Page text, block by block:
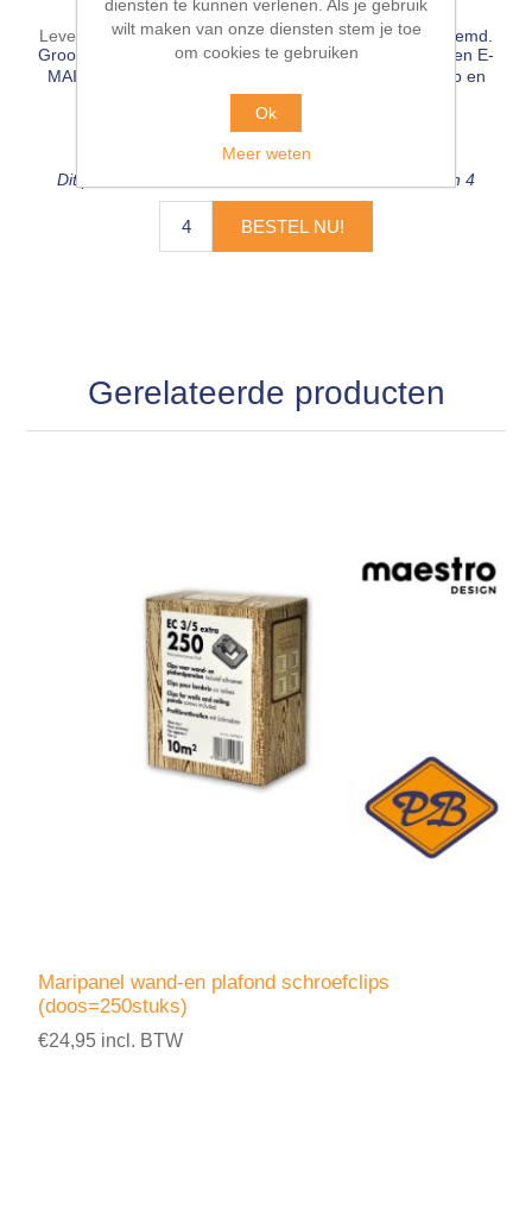
Leveringsdatum: 3-6 werkdagen, leverdag wordt afgestemd.
Groot bouwproject🔨? BEL ☎ 076-503 18 66 of stuur een E-
MAIL 💻
naar onze afdeling verkoop en
€132,65 incl. BTW
Dit product heeft een minimale bestelhoeveelheid van 4
BESTEL NU!
Gerelateerde producten
Maripanel wand-en plafond schroefclips
(doos=250stuks)
€24,95 incl. BTW
diensten te kunnen verlenen. Als je gebruik
wilt maken van onze diensten stem je toe
om cookies te gebruiken
Ok
Meer weten